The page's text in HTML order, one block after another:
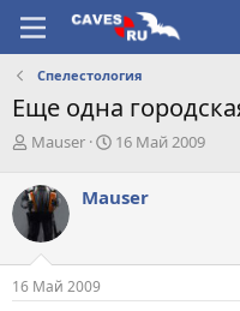
Спелестология
Еще одна
А
т
о
р
т
е
м
Mauser
Д
а
ч
16 Май 2009
Mauser
16 Май 2009